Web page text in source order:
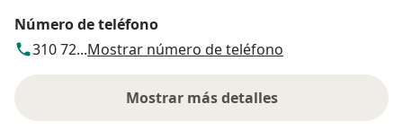
Número de teléfono
310 72...Mostrar número de teléfono
Mostrar más detalles
sobre la dirección